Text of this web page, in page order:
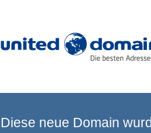
Diese neue Domain